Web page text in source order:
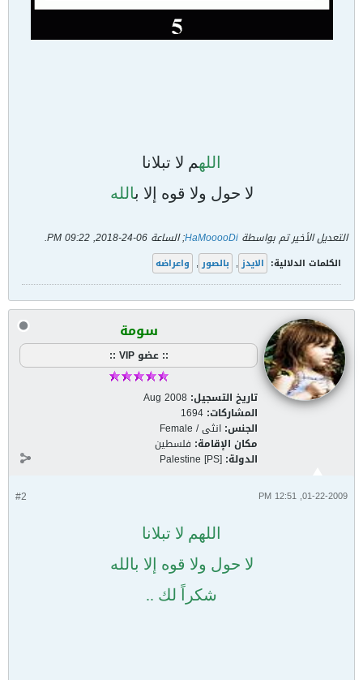
اللهم لا تبلانا
لا حول ولا قوه إلا بالله
التعديل الأخير تم بواسطة HaMooooDi; الساعة 06-24-2018, 09:22 PM
.
الكلمات الدلالية: الايدز , بالصور , واعراضه
سومة
:: عضو VIP ::
تاريخ التسجيل: Aug 2008
المشاركات: 1694
الجنس: انثى / Female
مكان الإقامة: فلسطين
الدولة: Palestine [PS]
#2 01-22-2009, 12:51 PM
اللهم لا تبلانا
لا حول ولا قوه إلا بالله
شكراً لك ..